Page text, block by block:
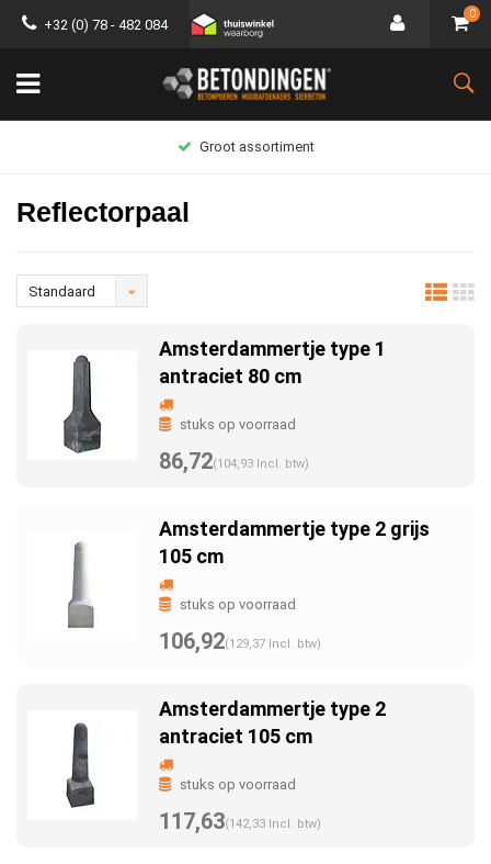
+32 (0) 78 - 482 084
0
Groot assortiment
Reflectorpaal
Standaard
Amsterdammertje type 1
antraciet 80 cm
stuks op voorraad
86,72(104,93 Incl. btw)
Amsterdammertje type 2 grijs
105 cm
stuks op voorraad
106,92(129,37 Incl. btw)
Amsterdammertje type 2
antraciet 105 cm
stuks op voorraad
117,63(142,33 Incl. btw)